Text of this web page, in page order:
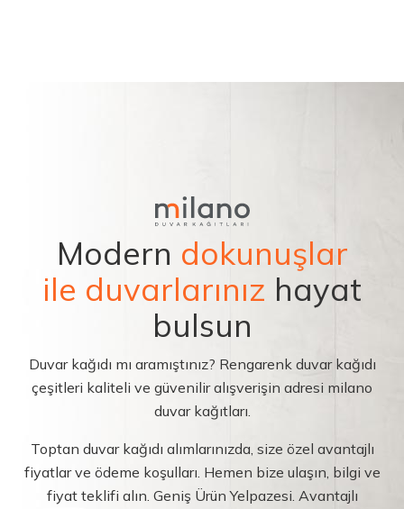
Modern dokunuşlar
ile duvarlarınız hayat
bulsun
Duvar kağıdı mı aramıştınız? Rengarenk duvar kağıdı
çeşitleri kaliteli ve güvenilir alışverişin adresi milano
duvar kağıtları.
Toptan duvar kağıdı alımlarınızda, size özel avantajlı
fiyatlar ve ödeme koşulları. Hemen bize ulaşın, bilgi ve
fiyat teklifi alın. Geniş Ürün Yelpazesi. Avantajlı